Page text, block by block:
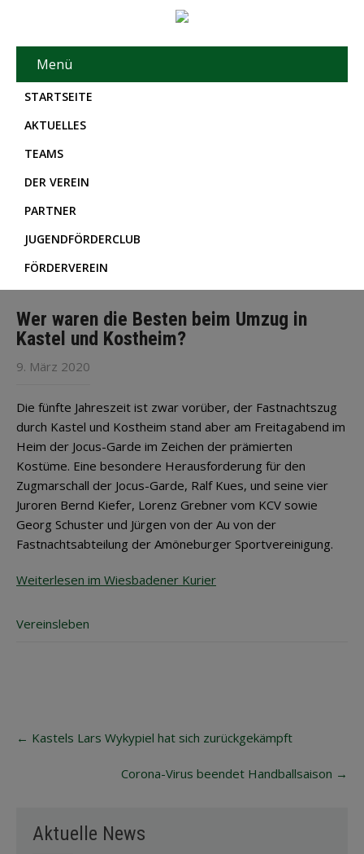
Menü
STARTSEITE
AKTUELLES
TEAMS
DER VEREIN
PARTNER
JUGENDFÖRDERCLUB
FÖRDERVEREIN
Wer waren die Besten beim Umzug in
Kastel und Kostheim?
9. März 2020
Die fünfte Jahreszeit ist zwar vorüber, der Fastnachtszug
durch Kastel und Kostheim stand aber am Freitagabend im
Heim der Jocus-Garde im Zeichen der prämierten
Kostüme. Eine besondere Herausforderung für den
Zugmarschall der Jocus-Garde, Ralf Kues, und seine vier
Juroren Bernd Kiefer, Lorenz Grebner vom KCV sowie
Georg Schuster und Jürgen von der Au von der
Fastnachtsabteilung der Amöneburger Sportvereinigung.
Weiterlesen im Wiesbadener Kurier
Vereinsleben
navigation
← Kastels Lars Wykypiel hat sich zurückgekämpft
Corona-Virus beendet Handballsaison →
Aktuelle News